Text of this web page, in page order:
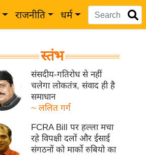
राजनीति धर्म
स्तंभ
संसदीय-गतिरोध से नहीं
चलेगा लोकतंत्र, संवाद ही है
समाधान
~ ललित गर्ग
FCRA Bill पर हल्ला मचा
रहे विपक्षी दलों और ईसाई
संगठनों को मार्को रुबियो का